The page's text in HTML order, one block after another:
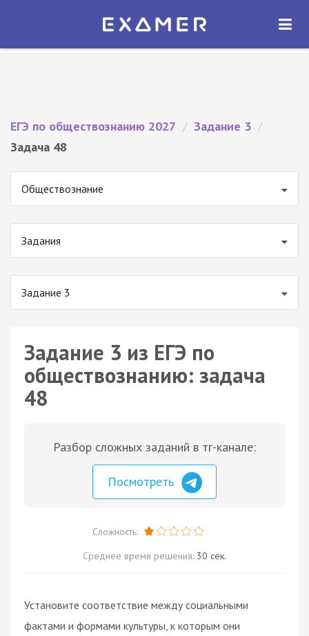
Экзамер — ЕГЭ 2027
ОТКРЫТЬ
ЕГЭ по обществознанию 2027 / Задание 3 /
Задача 48
Обществознание
Задания
Задание 3
Задание 3 из ЕГЭ по
обществознанию: задача
48
Разбор сложных заданий в тг-канале:
Посмотреть
Сложность:
Среднее время решения: 30 сек.
Установите соответствие между социальными
фактами и формами культуры, к которым они